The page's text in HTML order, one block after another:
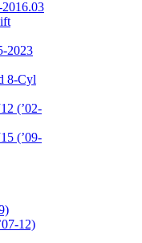
2023
8-Cyl
(’02-
(’09-
12)